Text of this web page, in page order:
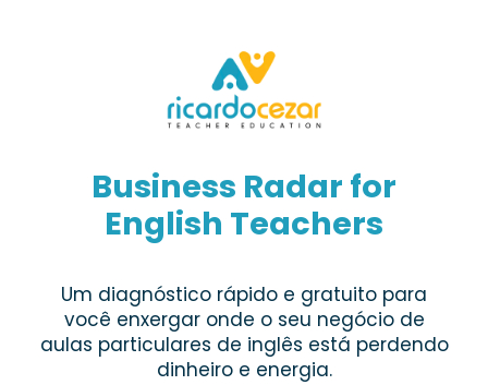
Business Radar for
English Teachers
Um diagnóstico rápido e gratuito para
você enxergar onde o seu negócio de
aulas particulares de inglês está perdendo
dinheiro e energia.